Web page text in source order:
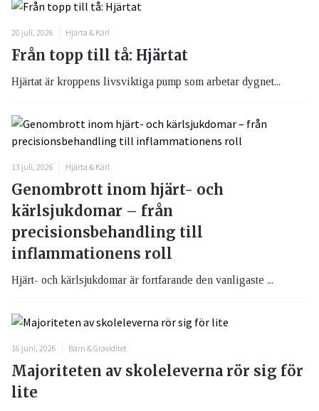
20 juli, 2026 Hjärta & Kärl
Från topp till tå: Hjärtat
Hjärtat är kroppens livsviktiga pump som arbetar dygnet...
13 juli, 2026 Hjärta & Kärl
Genombrott inom hjärt- och
kärlsjukdomar – från
precisionsbehandling till
inflammationens roll
Hjärt- och kärlsjukdomar är fortfarande den vanligaste ...
16 juni, 2026 Barn & Graviditet
Majoriteten av skoleleverna rör sig för
lite